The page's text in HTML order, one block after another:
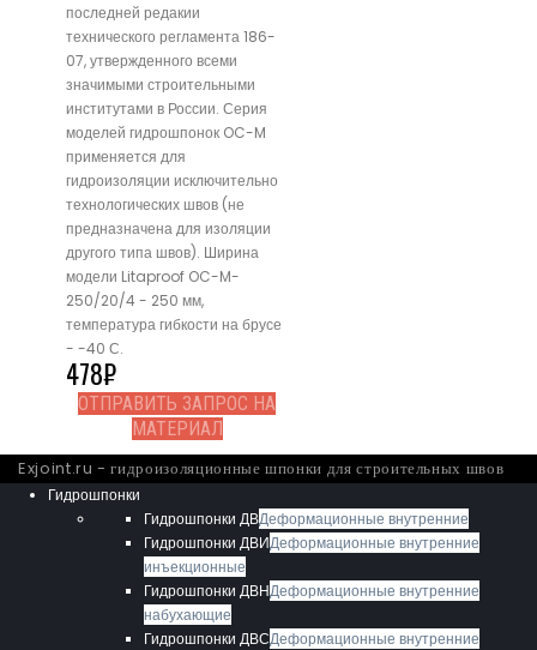
последней редакии
технического регламента 186-
07, утвержденного всеми
значимыми строительными
институтами в России. Серия
моделей гидрошпонок OC-M
применяется для
гидроизоляции исключительно
технологических швов (не
предназначена для изоляции
другого типа швов). Ширина
модели Litaproof OC-M-
250/20/4 - 250 мм,
температура гибкости на брусе
- -40 С.
478₽
ОТПРАВИТЬ ЗАПРОС НА
МАТЕРИАЛ
Exjoint.ru - гидроизоляционные шпонки для строительных швов
Гидрошпонки
Гидрошпонки ДВДеформационные внутренние
Гидрошпонки ДВИДеформационные внутренние
инъекционные
Гидрошпонки ДВНДеформационные внутренние
набухающие
Гидрошпонки ДВСДеформационные внутренние